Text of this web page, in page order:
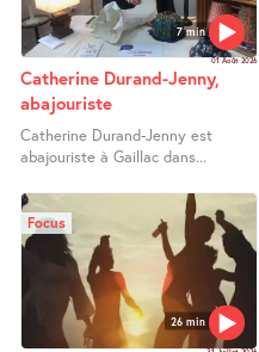
7 min
01 Août 2026
Catherine Durand-Jenny,
abajouriste
Catherine Durand-Jenny est
abajouriste à Gaillac dans...
26 min
Focus